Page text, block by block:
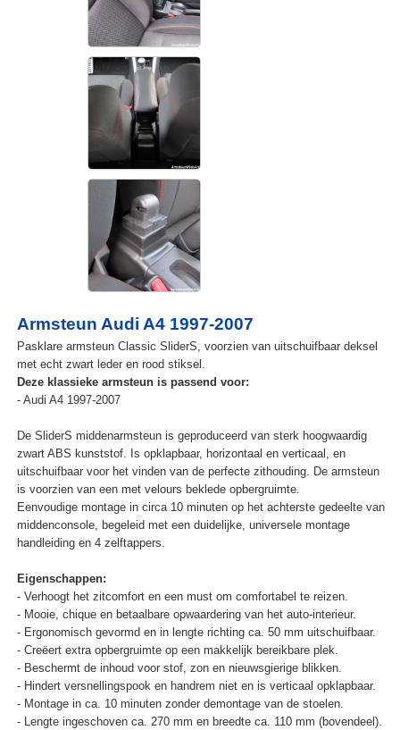
Armsteun Audi A4 1997-2007
Pasklare armsteun Classic SliderS, voorzien van uitschuifbaar deksel
met echt zwart leder en rood stiksel.
Deze klassieke armsteun is passend voor:
- Audi A4 1997-2007
De SliderS middenarmsteun is geproduceerd van sterk hoogwaardig
zwart ABS kunststof. Is opklapbaar, horizontaal en verticaal, en
uitschuifbaar voor het vinden van de perfecte zithouding. De armsteun
is voorzien van een met velours beklede opbergruimte.
Eenvoudige montage in circa 10 minuten op het achterste gedeelte van
middenconsole, begeleid met een duidelijke, universele montage
handleiding en 4 zelftappers.
Eigenschappen:
- Verhoogt het zitcomfort en een must om comfortabel te reizen.
- Mooie, chique en betaalbare opwaardering van het auto-interieur.
- Ergonomisch gevormd en in lengte richting ca. 50 mm uitschuifbaar.
- Creëert extra opbergruimte op een makkelijk bereikbare plek.
- Beschermt de inhoud voor stof, zon en nieuwsgierige blikken.
- Hindert versnellingspook en handrem niet en is verticaal opklapbaar.
- Montage in ca. 10 minuten zonder demontage van de stoelen.
- Lengte ingeschoven ca. 270 mm en breedte ca. 110 mm (bovendeel).